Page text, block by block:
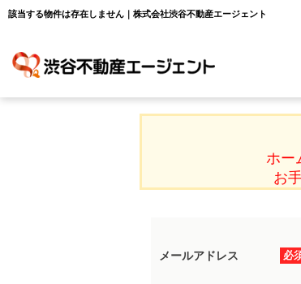
該当する物件は存在しません｜株式会社渋谷不動産エージェント
ホー
お
必
メールアドレス